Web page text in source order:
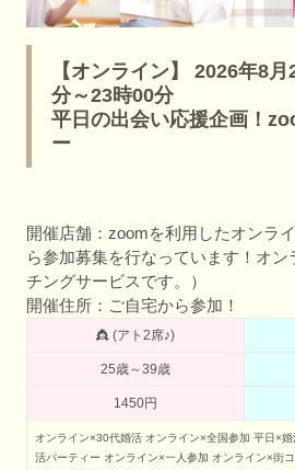
【オンライン】 2026年8
分～23時00分
平日の出会い応援企画！
ー
開催店舗：zoomを利用したオンラ
ら参加募集を行なっています！オン
チングサービスです。）
開催住所：ご自宅から参加！
👸 (アト2席♪)
25歳～39歳
1450円
オンライン×30代婚活 オンライン×全国参加 平日×婚
活パーティー オンライン×一人参加 オンライン×街